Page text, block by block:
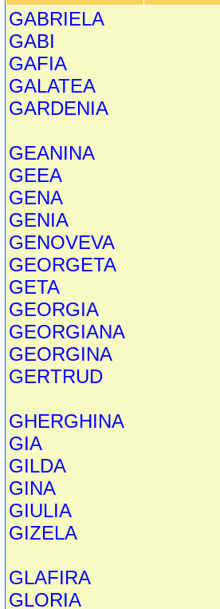
GABRIELA
GABI
GAFIA
GALATEA
GARDENIA
GEANINA
GEEA
GENA
GENIA
GENOVEVA
GEORGETA
GETA
GEORGIA
GEORGIANA
GEORGINA
GERTRUD
GHERGHINA
GIA
GILDA
GINA
GIULIA
GIZELA
GLAFIRA
GLORIA